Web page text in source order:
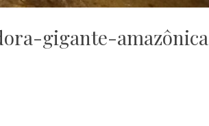
gigante-amazônica